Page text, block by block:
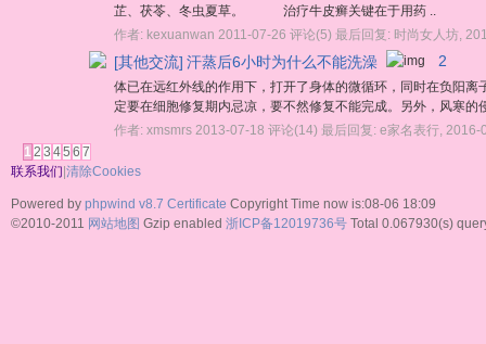
芷、茯苓、冬虫夏草。 治疗牛皮癣关键在于用药 ..
作者: kexuanwan 2011-07-26 评论(5) 最后回复: 时尚女人坊
[其他交流] 汗蒸后6小时为什么不能洗澡 2
体已在远红外线的作用下，打开了身体的微循环，同时在负阳
定要在细胞修复期内忌凉，要不然修复不能完成。另外，风寒
作者: xmsmrs 2013-07-18 评论(14) 最后回复: e家名表行 2016-
1 2 3 45 6 7
联系我们|清除Cookies
Powered by phpwind v8.7 Certificate Copyright Time now is:08-06 18:09
©2010-2011 网站地图 Gzip enabled 浙ICP备12019736号 Total 0.067930(s)